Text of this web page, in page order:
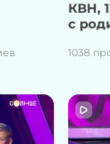
КВН,
с
1038